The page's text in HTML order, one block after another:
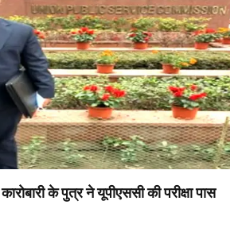
के पुत्र ने यूपीएससी की परीक्षा पास